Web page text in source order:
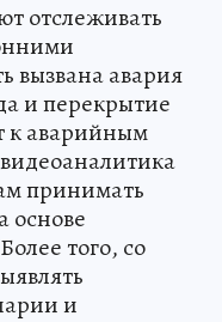
отслеживать
вызвана авария
и перекрытие
к аварийным
принимать
основе
того, со
и